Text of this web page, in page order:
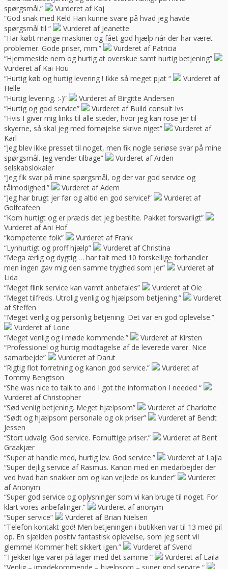
spørgsmål.”
Vurderet af Kaj
“God snak med Keld Han kunne svare på hvad jeg havde
spørgsmål til “
Vurderet af Jeanette
“Har købt mange maskiner og fået god hjælp når der har været
problemer. Gode priser, mm.”
Vurderet af Patricia
“Hjemmeside nem og hurtig at overskue samt hurtig betjening”
Vurderet af Kai Hou
“Hurtig køb og hurtig levering ! Ikke så meget pjat “
Vurderet af
Helle
“Hurtig levering. :-)”
Vurderet af Birgitte Andersen
“Hurtig og god service”
Vurderet af Build consult Ivs
“Hvis I giver mig links til alle steder, hvor jeg kan rose jer til
skyerne, så skal jeg med fornøjelse skrive niget”
Vurderet af
Karl
“Jeg blev ikke presset til noget, men fik nogle seriøse svar på mine
spørgsmål. Jeg vender tilbage”
Vurderet af Arden
selskabslokaler
“Jeg fik svar på mine spørgsmål, og der var god service og
tålmodighed.”
Vurderet af Adem
“Jeg har brugt jer før og altid en god service!”
Vurderet af
Golfcafeen
“Kom hurtigt og er præcis det jeg bestilte. Pakket forsvarligt”
Vurderet af Ani Hof
“kompetente folk”
Vurderet af Frank
“Lynhurtigt og proff hjælp”
Vurderet af Christina
“Mega ærlig og dygtig … har talt med 10 forskellige forhandler
men ingen gav mig den samme tryghed som jer”
Vurderet af
Lida
“Meget flink service kan varmt anbefales”
Vurderet af Ole
“Meget tilfreds. Utrolig venlig og hjælpsom betjening.”
Vurderet
af Steffen
“Meget venlig og personlig betjening. Det var en god oplevelse.”
Vurderet af Lone
“Meget venlig og i møde kommende.”
Vurderet af Kirsten
“Professionel og hurtig modtagelse af de leverede varer. Nice
samarbejde”
Vurderet af Darut
“Rigtig flot forretning og kanon god service.”
Vurderet af
Tommy Bengtson
“She was nice to talk to and I got the information I needed “
Vurderet af Christopher
“Sød venlig betjening. Meget hjælpsom”
Vurderet af Charlotte
“Sødt og hjælpsom personale og ok priser”
Vurderet af Bendt
Jessen
“Stort udvalg. God service. Fornuftige priser.”
Vurderet af Bent
Graakjær
“Super at handle med, hurtig lev. God service.”
Vurderet af Lajla
“Super dejlig service af Rasmus. Kanon med en medarbejder der
ved hvad han snakker om og kan vejlede os kunder”
Vurderet
af Anonym
“Super god service og oplysninger som vi kan bruge til noget. For
klart vores anbefalinger.”
Vurderet af anonym
“Super service”
Vurderet af Brian Nielsen
“Telefon kontakt god! Men betjeningen i butikken var til 13 med pil
op. En sjælden positiv fantastisk oplevelse, som jeg sent vil
glemme! Kommer helt sikkert igen.”
Vurderet af Svend
“Tjekker lige varer på lager med det samme “
Vurderet af Laila